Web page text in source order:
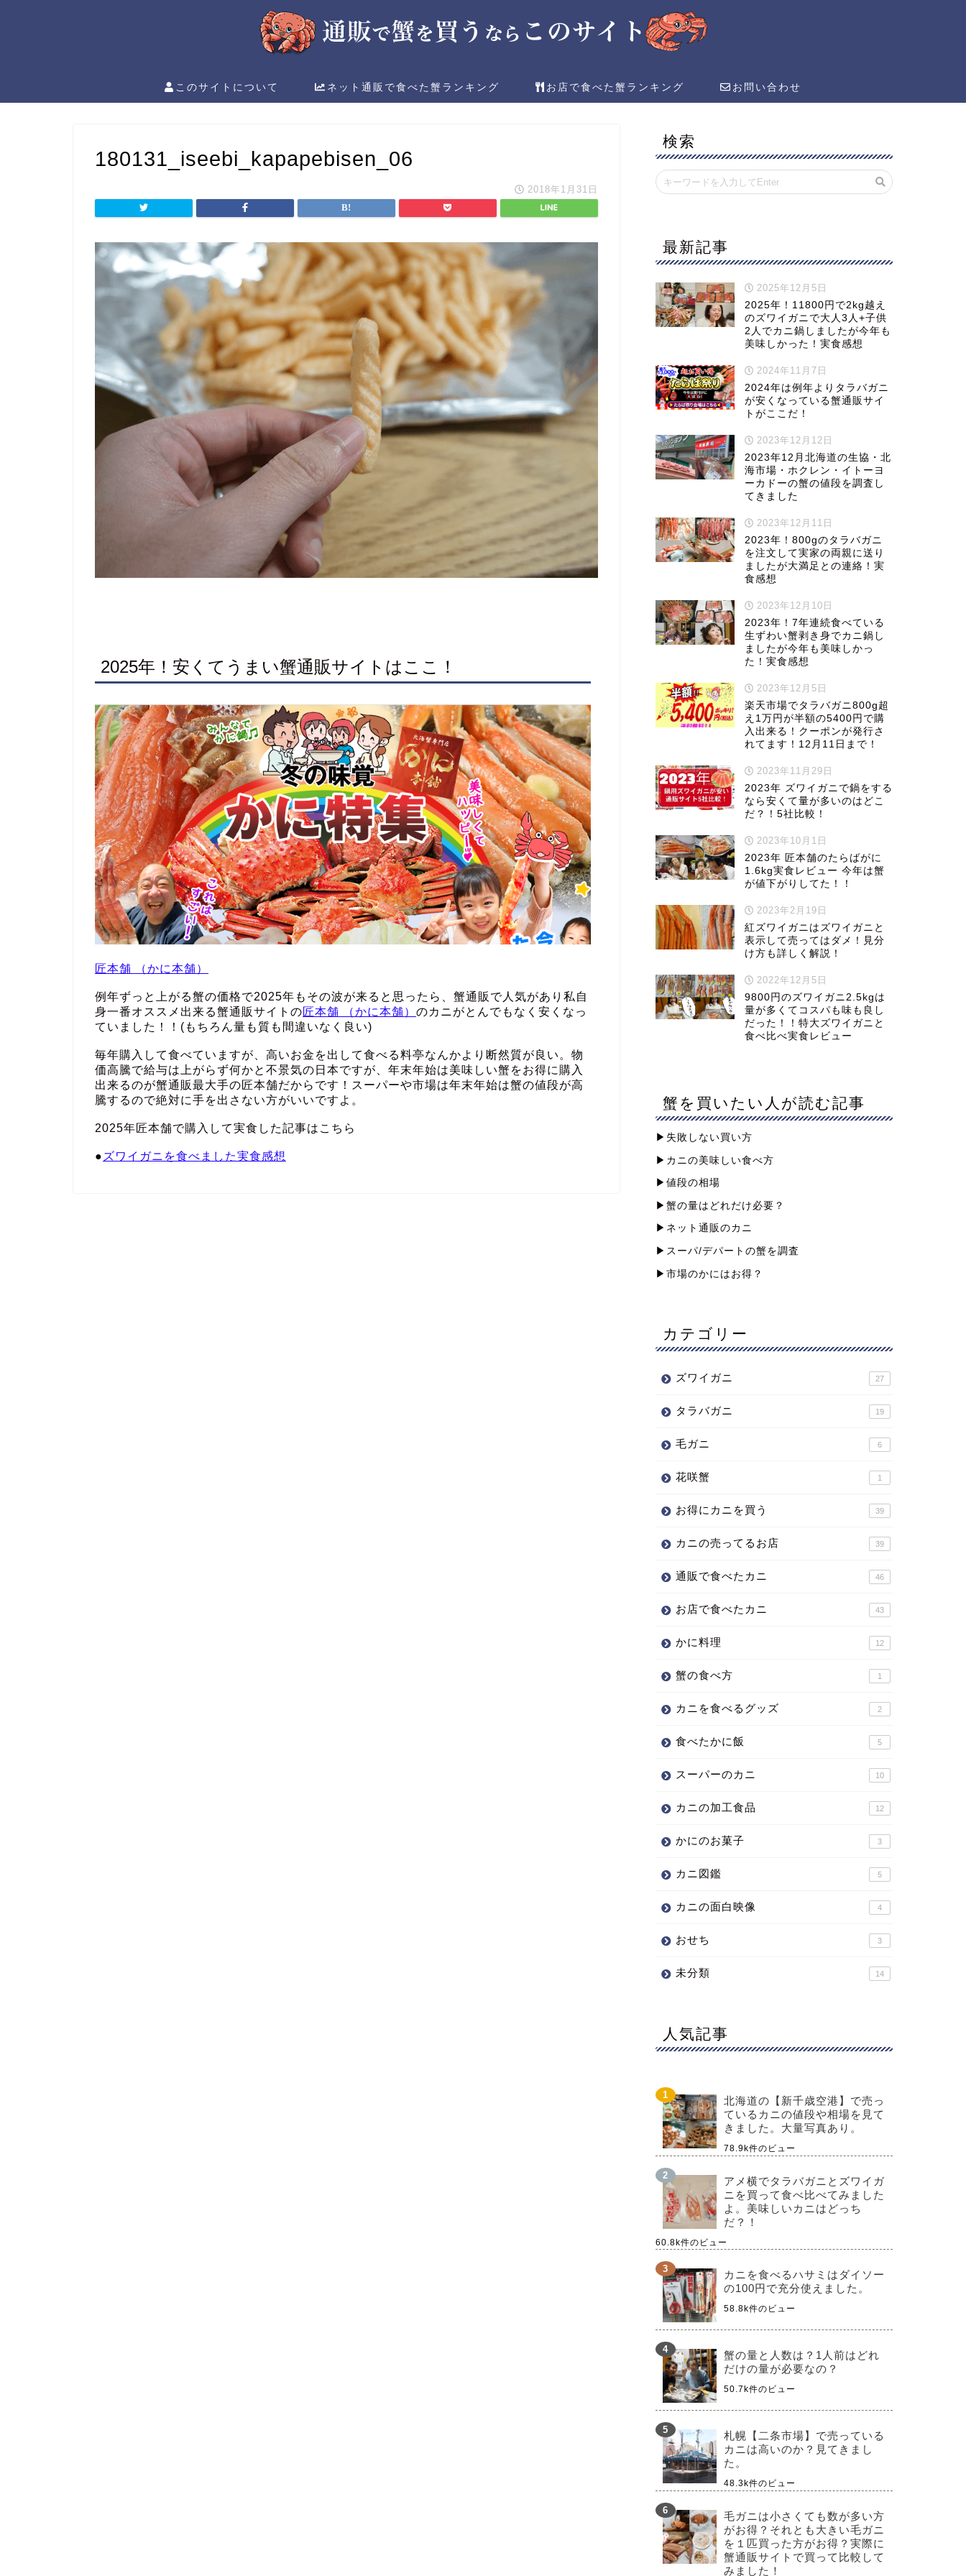
このサイトについて ネット通販で食べた蟹ランキング お店で食べた蟹ランキング お問い合わせ
180131_iseebi_kapapebisen_06
2018年1月31日
2025年！安くてうまい蟹通販サイトはここ！
匠本舗 （かに本舗）
例年ずっと上がる蟹の価格で2025年もその波が来ると思ったら、蟹通販で人気があり私自
身一番オススメ出来る蟹通販サイトの匠本舗 （かに本舗） のカニがとんでもなく安くなっ
ていました！！(もちろん量も質も間違いなく良い)
毎年購入して食べていますが、高いお金を出して食べる料亭なんかより断然質が良い。物
価高騰で給与は上がらず何かと不景気の日本ですが、年末年始は美味しい蟹をお得に購入
出来るのが蟹通販最大手の匠本舗だからです！スーパーや市場は年末年始は蟹の値段が高
騰するので絶対に手を出さない方がいいですよ。
2025年匠本舗で購入して実食した記事はこちら
● ズワイガニを食べました実食感想
検索
最新記事
2025年12月5日
2025年！11800円で2kg越え
のズワイガニで大人3人+子供
2人でカニ鍋しましたが今年も
美味しかった！実食感想
2024年11月7日
2024年は例年よりタラバガニ
が安くなっている蟹通販サイ
トがここだ！
2023年12月12日
2023年12月北海道の生協・北
海市場・ホクレン・イトーヨ
ーカドーの蟹の値段を調査し
てきました
2023年12月11日
2023年！800gのタラバガニ
を注文して実家の両親に送り
ましたが大満足との連絡！実
食感想
2023年12月10日
2023年！7年連続食べている
生ずわい蟹剥き身でカニ鍋し
ましたが今年も美味しかっ
た！実食感想
2023年12月5日
楽天市場でタラバガニ800g超
え1万円が半額の5400円で購
入出来る！クーポンが発行さ
れてます！12月11日まで！
2023年11月29日
2023年 ズワイガニで鍋をする
なら安くて量が多いのはどこ
だ？！5社比較！
2023年10月1日
2023年 匠本舗のたらばがに
1.6kg実食レビュー 今年は蟹
が値下がりしてた！！
2023年2月19日
紅ズワイガニはズワイガニと
表示して売ってはダメ！見分
け方も詳しく解説！
2022年12月5日
9800円のズワイガニ2.5kgは
量が多くてコスパも味も良し
だった！！特大ズワイガニと
食べ比べ実食レビュー
蟹を買いたい人が読む記事
▶︎失敗しない買い方
▶︎カニの美味しい食べ方
▶︎値段の相場
▶︎蟹の量はどれだけ必要？
▶︎ネット通販のカニ
▶︎スーパ/デパートの蟹を調査
▶︎市場のかにはお得？
カテゴリー
ズワイガニ 27
タラバガニ 19
毛ガニ 6
花咲蟹 1
お得にカニを買う 39
カニの売ってるお店 39
通販で食べたカニ 46
お店で食べたカニ 43
かに料理 12
蟹の食べ方 1
カニを食べるグッズ 2
食べたかに飯 5
スーパーのカニ 10
カニの加工食品 12
かにのお菓子 3
カニ図鑑 5
カニの面白映像 4
おせち 3
未分類 14
人気記事
北海道の【新千歳空港】で売っ
ているカニの値段や相場を見て
きました。大量写真あり。
78.9k件のビュー
アメ横でタラバガニとズワイガ
ニを買って食べ比べてみました
よ。美味しいカニはどっち
だ？！
60.8k件のビュー
カニを食べるハサミはダイソー
の100円で充分使えました。
58.8k件のビュー
蟹の量と人数は？1人前はどれ
だけの量が必要なの？
50.7k件のビュー
札幌【二条市場】で売っている
カニは高いのか？見てきまし
た。
48.3k件のビュー
毛ガニは小さくても数が多い方
がお得？それとも大きい毛ガニ
を１匹買った方がお得？実際に
蟹通販サイトで買って比較して
みました！